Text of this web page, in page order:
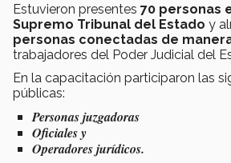
Estuvieron presentes 70 personas
Supremo Tribunal del Estado y
personas conectadas de
trabajadores del Poder Judicial del
En la capacitación participaron las
públicas:
Personas juzgadoras
Oficiales y
Operadores jurídicos.